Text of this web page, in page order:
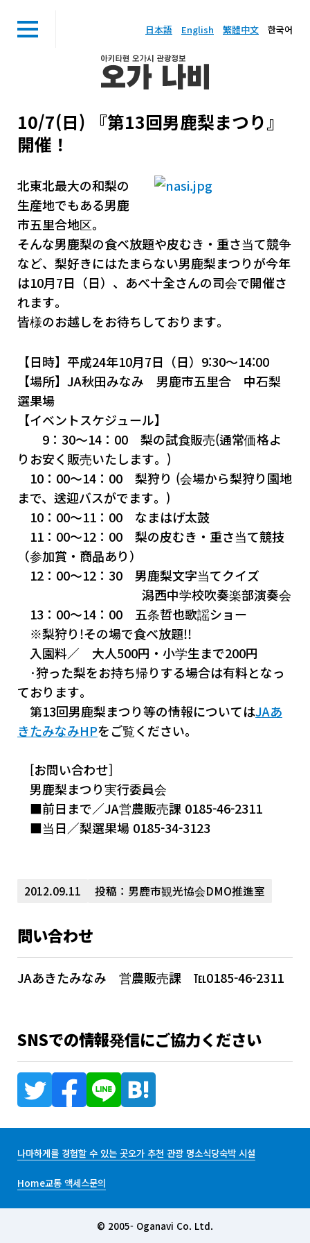
日本語 English 繁體中文 한국어
10/7(日) 『第13回男鹿梨まつり』
開催！
北東北最大の和梨の
生産地でもある男鹿
市五里合地区。
そんな男鹿梨の食べ放題や皮むき・重さ当て競争
など、梨好きにはたまらない男鹿梨まつりが今年
は10月7日（日）、あべ十全さんの司会で開催さ
れます。
皆様のお越しをお待ちしております。
【日時】平成24年10月7日（日）9:30～14:00
【場所】JA秋田みなみ 男鹿市五里合 中石梨
選果場
【イベントスケジュール】
9：30～14：00 梨の試食販売(通常価格よ
りお安く販売いたします。)
10：00～14：00 梨狩り (会場から梨狩り園地
まで、送迎バスがでます。)
10：00～11：00 なまはげ太鼓
11：00～12：00 梨の皮むき・重さ当て競技
（参加賞・商品あり）
12：00～12：30 男鹿梨文字当てクイズ
潟西中学校吹奏楽部演奏会
13：00～14：00 五条哲也歌謡ショー
※梨狩り!その場で食べ放題!!
入園料／ 大人500円・小学生まで200円
･狩った梨をお持ち帰りする場合は有料となっ
ております。
第13回男鹿梨まつり等の情報についてはJAあ
きたみなみHPをご覧ください。
[お問い合わせ]
男鹿梨まつり実行委員会
■前日まで／JA営農販売課 0185-46-2311
■当日／梨選果場 0185-34-3123
2012.09.11 投稿：男鹿市観光協会DMO推進室
問い合わせ
JAあきたみなみ 営農販売課 ℡0185-46-2311
SNSでの情報発信にご協力ください
나마하게를 경험할 수 있는 곳오가 추천 관광 명소식당숙박 시설
Home교통 액세스문의
© 2005- Oganavi Co. Ltd.